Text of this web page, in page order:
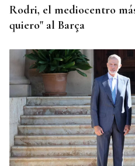
Rodri, el mediocentro
quiero" al Barça